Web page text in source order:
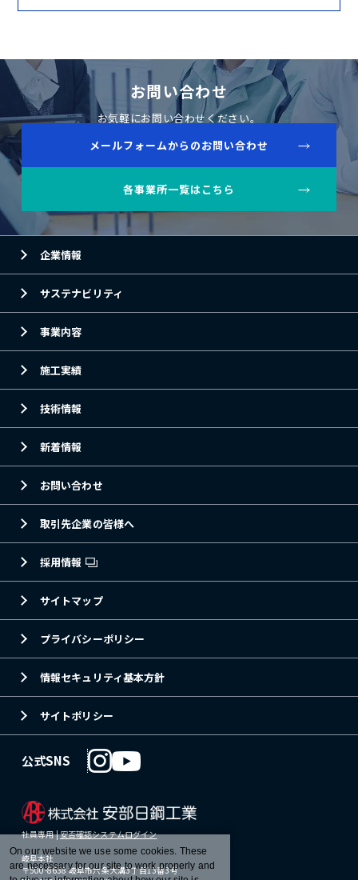
お問い合わせ
お気軽にお問い合わせください。
メールフォームからのお問い合わせ
各事業所一覧はこちら
企業情報
サステナビリティ
事業内容
施工実績
技術情報
新着情報
お問い合わせ
取引先企業の皆様へ
採用情報
サイトマップ
プライバシーポリシー
情報セキュリティ基本方針
サイトポリシー
公式SNS
社員専用 |安否確認システムログイン
岐阜本社
〒500-8638 岐阜市六条大溝3丁目13番3号
On our website we use some cookies. These
are necessary for our site to work properly and